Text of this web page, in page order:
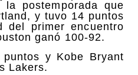
postemporada que
y tuvo 14 puntos
del primer encuentro
ganó 100-92.
y Kobe Bryant
Lakers.